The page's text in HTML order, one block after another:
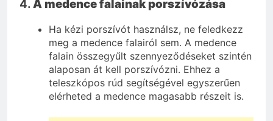
4.A medence falainak porszívózása
Ha kézi porszívót használsz, ne feledkezz
meg a medence falairól sem. A medence
falain összegyűlt szennyeződéseket szintén
alaposan át kell porszívózni. Ehhez a
teleszkópos rúd segítségével egyszerűen
elérheted a medence magasabb részeit is.